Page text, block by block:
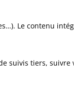
Le contenu
suivis tiers,